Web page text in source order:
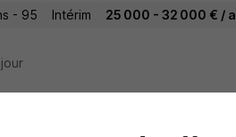
- 95 Intérim 25 000 - 32 000 € /